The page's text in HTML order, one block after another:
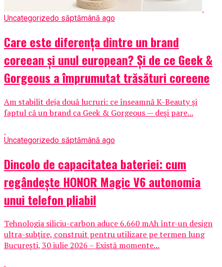
Uncategorizedo săptămână ago
Care este diferența dintre un brand
coreean și unul european? Și de ce Geek &
Gorgeous a împrumutat trăsături coreene
Am stabilit deja două lucruri: ce înseamnă K-Beauty și
faptul că un brand ca Geek & Gorgeous — deși pare...
Uncategorizedo săptămână ago
Dincolo de capacitatea bateriei: cum
regândește HONOR Magic V6 autonomia
unui telefon pliabil
Tehnologia siliciu-carbon aduce 6.660 mAh într-un design
ultra-subțire, construit pentru utilizare pe termen lung
București, 30 iulie 2026 – Există momente...